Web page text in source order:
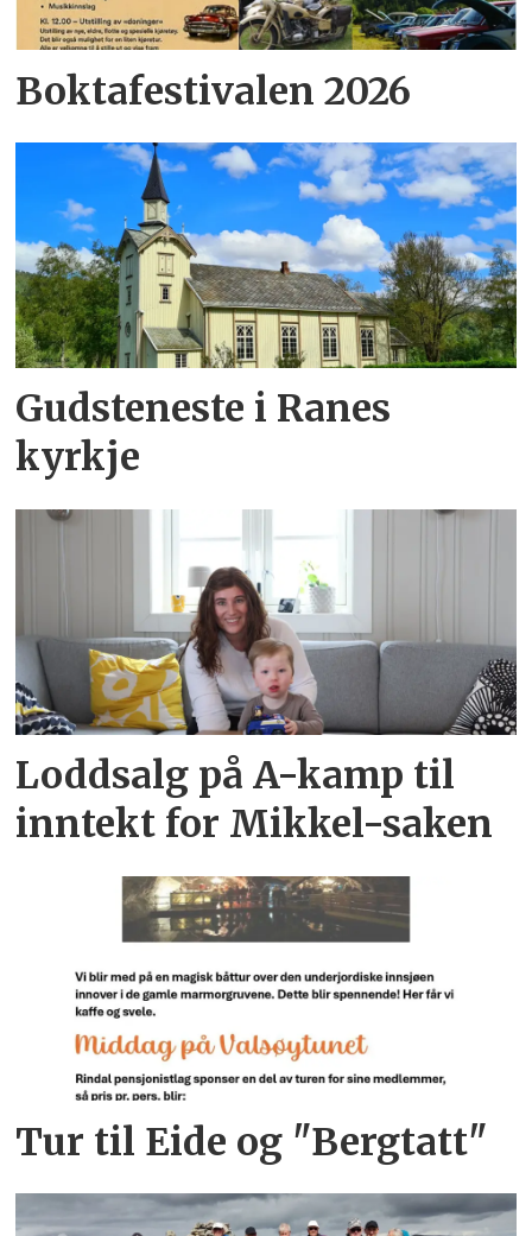
Boktafestivalen 2026
Gudsteneste i Ranes
kyrkje
Loddsalg på A-kamp til
inntekt for Mikkel-saken
Tur til Eide og "Bergtatt"